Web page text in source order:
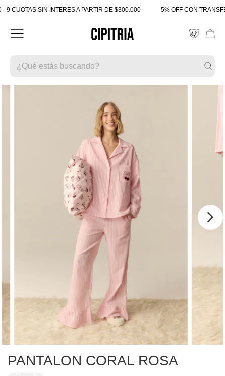
SIN INTERES A PARTIR DE $300.000 5% OFF CON
PANTALON CORAL ROSA